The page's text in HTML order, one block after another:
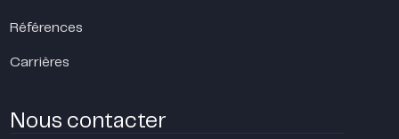
Références
Carrières
Nous contacter